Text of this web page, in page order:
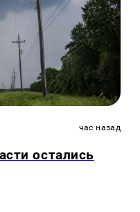
час назад
остались